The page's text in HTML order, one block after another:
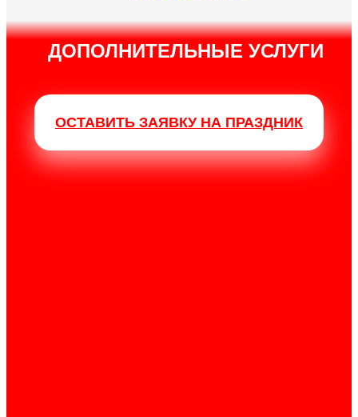
ДОПОЛНИТЕЛЬНЫЕ УСЛУГИ
ОСТАВИТЬ ЗАЯВКУ НА ПРАЗДНИК